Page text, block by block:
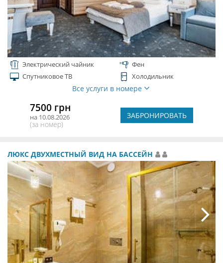
Электрический чайник
Фен
Спутниковое ТВ
Холодильник
Все услуги в номере
7500 грн
на 10.08.2026
(за номер)
ЗАБРОНИРОВАТЬ
ЛЮКС ДВУХМЕСТНЫЙ ВИД НА БАССЕЙН